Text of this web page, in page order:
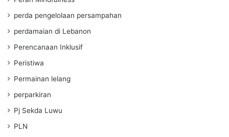
perda pengelolaan persampahan
perdamaian di Lebanon
Perencanaan Inklusif
Peristiwa
Permainan lelang
perparkiran
Pj Sekda Luwu
PLN